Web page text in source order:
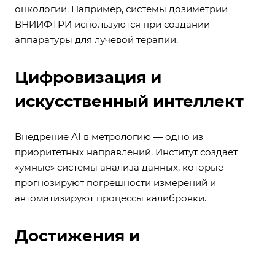
онкологии. Например, системы дозиметрии
ВНИИФТРИ используются при создании
аппаратуры для лучевой терапии.
Цифровизация и
искусственный интеллект
Внедрение AI в метрологию — одно из
приоритетных направлений. Институт создает
«умные» системы анализа данных, которые
прогнозируют погрешности измерений и
автоматизируют процессы калибровки.
Достижения и